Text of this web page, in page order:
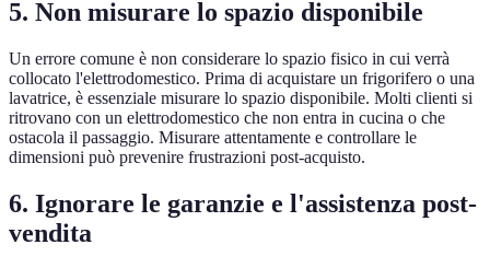
5. Non misurare lo spazio disponibile
Un errore comune è non considerare lo spazio fisico in cui verrà
collocato l'elettrodomestico. Prima di acquistare un frigorifero o una
lavatrice, è essenziale misurare lo spazio disponibile. Molti clienti si
ritrovano con un elettrodomestico che non entra in cucina o che
ostacola il passaggio. Misurare attentamente e controllare le
dimensioni può prevenire frustrazioni post-acquisto.
6. Ignorare le garanzie e l'assistenza post-
vendita